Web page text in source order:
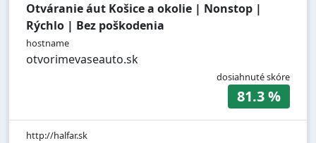
Otváranie áut Košice a okolie | Nonstop |
Rýchlo | Bez poškodenia
hostname
otvorimevaseauto.sk
dosiahnuté skóre
81.3 %
http://halfar.sk